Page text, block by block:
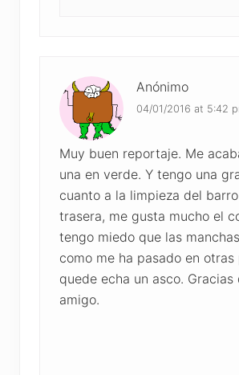
Anónimo
04/01/2016 at 5:42
Muy buen reportaje. Me
una en verde. Y tengo una
cuanto a la limpieza del
trasera, me gusta mucho el
tengo miedo que las
como me ha pasado en otras
quede echa un asco. Gracias
amigo.